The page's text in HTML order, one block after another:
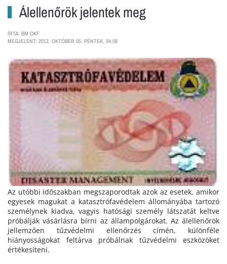
Álellenőrök jelentek meg
ÍRTA: BM OKF
MEGJELENT: 2012. OKTÓBER 05. PÉNTEK, 04:08
Az utóbbi időszakban megszaporodtak azok az esetek, amikor
egyesek magukat a katasztrófavédelem állományába tartozó
személynek kiadva, vagyis hatósági személy látszatát keltve
próbálják vásárlásra bírni az állampolgárokat. Az álellenőrök
jellemzően tűzvédelmi ellenőrzés címén, különféle
hiányosságokat feltárva próbálnak tűzvédelmi eszközöket
értékesíteni.